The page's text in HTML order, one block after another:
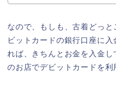
なので、もしも、古着どっ
ビットカードの銀行口座に
れば、きちんとお金を入金
のお店でデビットカードを利